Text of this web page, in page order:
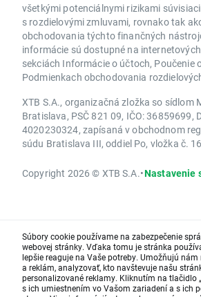
všetkými potenciálnymi rizikami
s rozdielovými zmluvami, rovnako tak
obchodovania týchto finančných
informácie sú dostupné na
sekciách Informácie o účtoch, Poučenie
Podmienkach obchodovania
XTB S.A., organizačná zložka so sídlom
Bratislava, PSČ 821 09, IČO: 36859699,
4020230324, zapísaná v obchodnom
súdu Bratislava III, oddiel Po, vložka č.
Copyright 2026 © XTB S.A.•Nastavenie
Súbory cookie používame na zabezpečenie
webovej stránky. Vďaka tomu je stránka
lepšie reaguje na Vaše potreby. Umožňujú
a reklám, analyzovať, kto navštevuje našu
personalizované reklamy. Kliknutím na tlačidlo
s ich umiestnením vo Vašom zariadení a s ich